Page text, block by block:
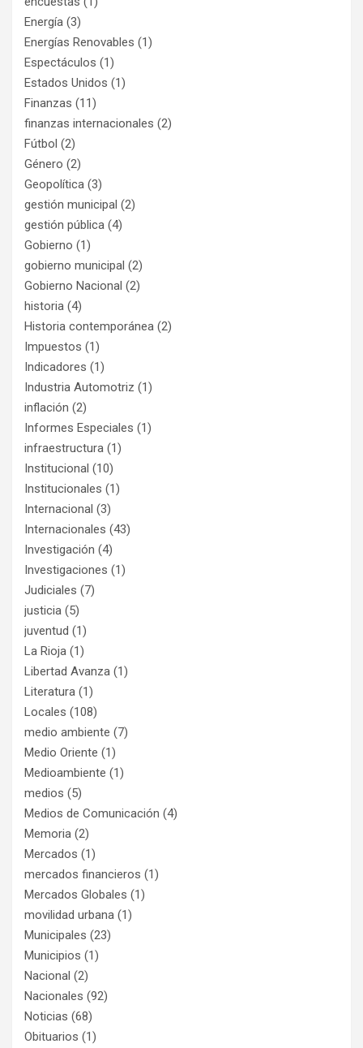
Energía (3)
Energías Renovables (1)
Espectáculos (1)
Estados Unidos (1)
Finanzas (11)
finanzas internacionales (2)
Fútbol (2)
Género (2)
Geopolítica (3)
gestión municipal (2)
gestión pública (4)
Gobierno (1)
gobierno municipal (2)
Gobierno Nacional (2)
historia (4)
Historia contemporánea (2)
Impuestos (1)
Indicadores (1)
Industria Automotriz (1)
inflación (2)
Informes Especiales (1)
infraestructura (1)
Institucional (10)
Institucionales (1)
Internacional (3)
Internacionales (43)
Investigación (4)
Investigaciones (1)
Judiciales (7)
justicia (5)
juventud (1)
La Rioja (1)
Libertad Avanza (1)
Literatura (1)
Locales (108)
medio ambiente (7)
Medio Oriente (1)
Medioambiente (1)
medios (5)
Medios de Comunicación (4)
Memoria (2)
Mercados (1)
mercados financieros (1)
Mercados Globales (1)
movilidad urbana (1)
Municipales (23)
Municipios (1)
Nacional (2)
Nacionales (92)
Noticias (68)
Obituarios (1)